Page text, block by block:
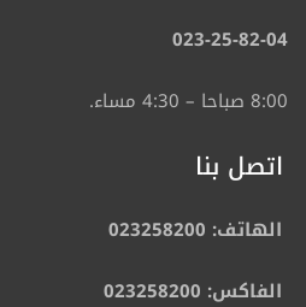
023-25-82-04
8:00 صباحا – 4:30 مساء.
اتصل بنا
الهاتف: 023258200
الفاكس: 023258200